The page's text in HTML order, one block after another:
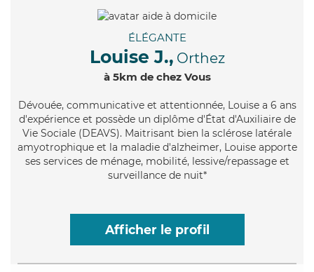
ÉLÉGANTE
Louise J., Orthez
à 5km de chez Vous
Dévouée, communicative et attentionnée, Louise a 6 ans
d'expérience et possède un diplôme d'État d'Auxiliaire de
Vie Sociale (DEAVS). Maitrisant bien la sclérose latérale
amyotrophique et la maladie d'alzheimer, Louise apporte
ses services de ménage, mobilité, lessive/repassage et
surveillance de nuit*
Afficher le profil